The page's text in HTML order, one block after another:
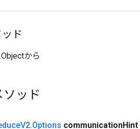
ド
から
ッド
V2.Options communicationHint